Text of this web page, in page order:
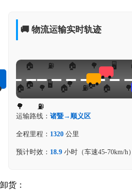
🚚 物流运输实时轨迹
运输路线： 诸暨→顺义区
全程里程： 1320公里
预计时效： 18.9小时（车速45-70km/h）
卸货：